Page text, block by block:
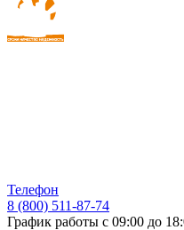
Телефон
8 (800) 511-87-74
График работы с 09:00 до